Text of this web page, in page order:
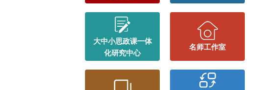
大中小思政课一体
化研究中心
名师工作室